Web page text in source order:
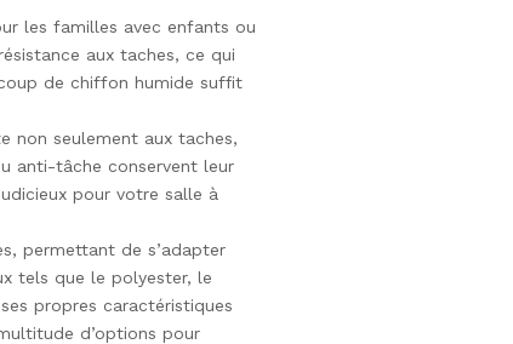
les familles avec enfants ou
aux taches, ce qui
de chiffon humide suffit
non seulement aux taches,
anti-tâche conservent leur
pour votre salle à
permettant de s’adapter
tels que le polyester, le
propres caractéristiques
d’options pour